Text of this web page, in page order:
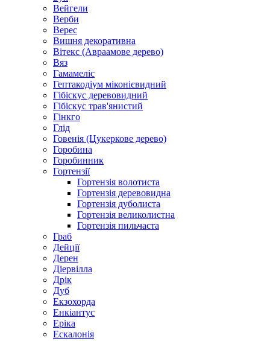
Вейгели
Верби
Верес
Вишня декоративна
Вітекс (Авраамове дерево)
Вяз
Гамамеліс
Гептакодіум міконієвидний
Гібіскус деревовидний
Гібіскус трав'янистий
Гінкго
Глід
Говенія (Цукеркове дерево)
Горобина
Горобинник
Гортензії
Гортензія волотиста
Гортензія деревовидна
Гортензія дуболиста
Гортензія великолистна
Гортензія пильчаста
Граб
Дейції
Дерен
Діервілла
Дрік
Дуб
Екзохорда
Енкіантус
Еріка
Ескалонія